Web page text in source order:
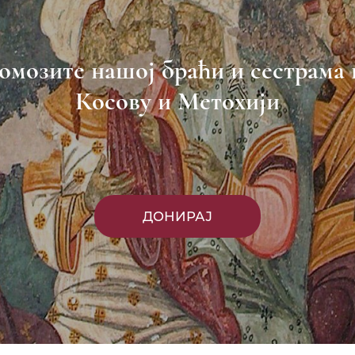
нашој браћи и сестрама
Косову и Метохији
ДОНИРАЈ